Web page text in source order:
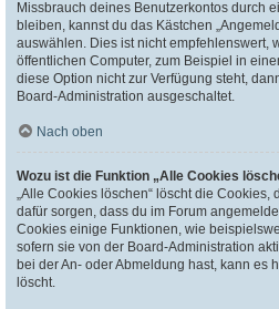
Missbrauch deines Benutzerkontos durch
bleiben, kannst du das Kästchen
auswählen. Dies ist nicht empfehlenswert,
öffentlichen Computer, zum Beispiel in
diese Option nicht zur Verfügung steht,
Board-Administration ausgeschaltet.
Nach oben
Wozu ist die Funktion „Alle Cookies
„Alle Cookies löschen“ löscht die Cookies,
dafür sorgen, dass du im Forum
Cookies einige Funktionen, wie
sofern sie von der Board-Administration
bei der An- oder Abmeldung hast, kann es
löscht.